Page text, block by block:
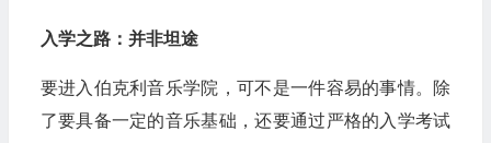
入学之路：并非坦途
要进入伯克利音乐学院，可不是一件容易的事情。除
了要具备一定的音乐基础，还要通过严格的入学考试